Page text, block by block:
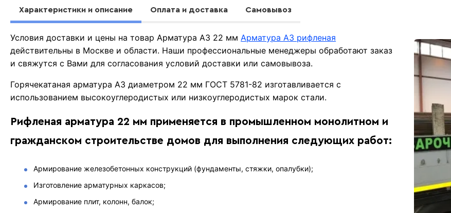
Характеристики и описание Оплата и доставка Самовывоз
Условия доставки и цены на товар Арматура А3 22 ммАрматура А3 рифленая
действительны в Москве и области. Наши профессиональные менеджеры обработают заказ
и свяжутся с Вами для согласования условий доставки или самовывоза.
Горячекатаная арматура А3 диаметром 22 мм ГОСТ 5781-82 изготавливается с
использованием высокоуглеродистых или низкоуглеродистых марок стали.
Рифленая арматура 22 мм применяется в промышленном монолитном и
гражданском строительстве домов для выполнения следующих работ:
Армирование железобетонных конструкций (фундаменты, стяжки, опалубки);
Изготовление арматурных каркасов;
Армирование плит, колонн, балок;